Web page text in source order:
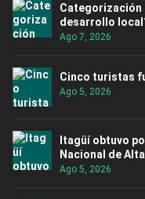
Categorización
desarrollo
Ago 7, 2026
Cinco turistas
Ago 5, 2026
Itagüí obtuvo
Nacional de
Ago 5, 2026